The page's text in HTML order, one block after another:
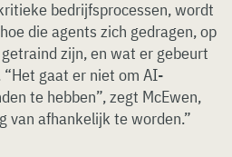
bedrijfsprocessen, wordt
die agents zich gedragen, op
zijn, en wat er gebeurt
gaat er niet om AI-
te hebben”, zegt McEwen,
van afhankelijk te worden.”